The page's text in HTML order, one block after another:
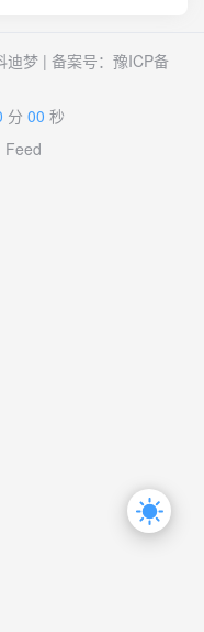
梦 | 备案号： 豫ICP备
分 00 秒
Feed